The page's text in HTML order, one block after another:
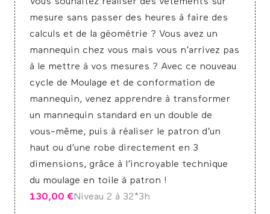
mesure sans passer des heures à faire des
calculs et de la géométrie ? Vous avez un
mannequin chez vous mais vous n’arrivez pas
à le mettre à vos mesures ? Avec ce nouveau
cycle de Moulage et de conformation de
mannequin, venez apprendre à transformer
un mannequin standard en un double de
vous-même, puis à réaliser le patron d’un
haut ou d’une robe directement en 3
dimensions, grâce à l’incroyable technique
du moulage en toile à patron !
130,00 €Niveau 2 à 32*3h